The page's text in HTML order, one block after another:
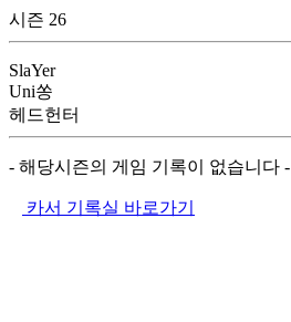
시즌 26
SlaYer
Uni쏭
헤드헌터
- 해당시즌의 게임 기록이 없습니다 -
카서 기록실 바로가기